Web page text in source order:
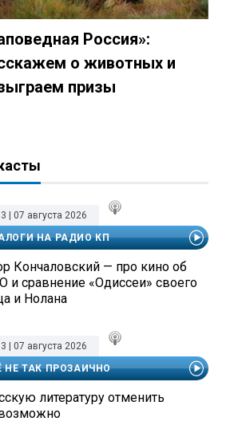
Россия»:
о животных и
призы
| 07 августа 2026
НА РАДИО КП
Кончаловский — про кино об
и сравнение «Одиссеи» своего
и Нолана
| 07 августа 2026
НЕ ТАК ПРОЗАИЧНО
литературу отменить